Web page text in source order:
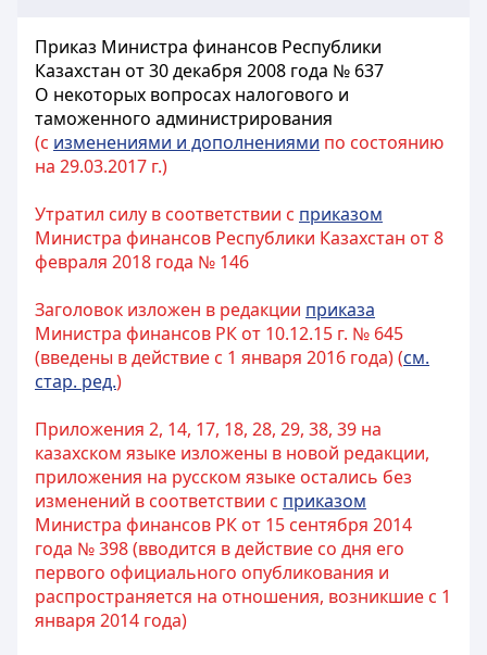
Приказ Министра финансов Республики
Казахстан от 30 декабря 2008 года № 637
О некоторых вопросах налогового и
таможенного администрирования
(с изменениями и дополнениями по состоянию
на 29.03.2017 г.)
Утратил силу в соответствии с приказом
Министра финансов Республики Казахстан от 8
февраля 2018 года № 146
Заголовок изложен в редакции приказа
Министра финансов РК от 10.12.15 г. № 645
(введены в действие с 1 января 2016 года) (см.
стар. ред.)
Приложения 2, 14, 17, 18, 28, 29, 38, 39 на
казахском языке изложены в новой редакции,
приложения на русском языке остались без
изменений в соответствии с приказом
Министра финансов РК от 15 сентября 2014
года № 398 (вводится в действие со дня его
первого официального опубликования и
распространяется на отношения, возникшие c 1
января 2014 года)